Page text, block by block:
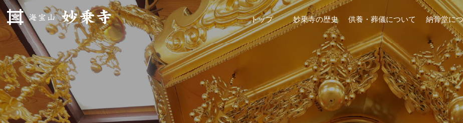
トップ 妙乗寺の歴史 供養・葬儀について 納骨堂に